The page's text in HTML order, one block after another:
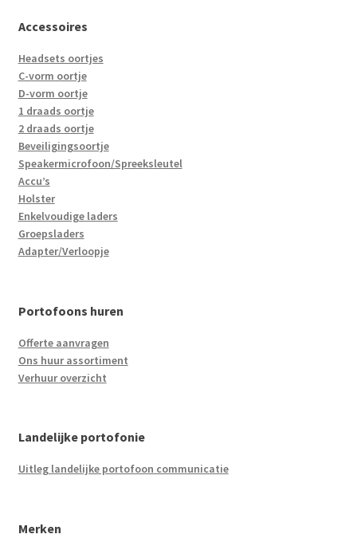
Accessoires
Headsets oortjes
C-vorm oortje
D-vorm oortje
1 draads oortje
2 draads oortje
Beveiligingsoortje
Speakermicrofoon/Spreeksleutel
Accu’s
Holster
Enkelvoudige laders
Groepsladers
Adapter/Verloopje
Portofoons huren
Offerte aanvragen
Ons huur assortiment
Verhuur overzicht
Landelijke portofonie
Uitleg landelijke portofoon communicatie
Merken